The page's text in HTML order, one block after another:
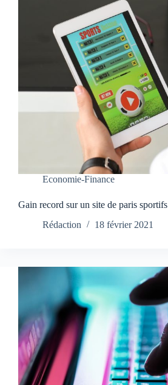
Economie-Finance
Gain record sur un site de paris sportifs
Rédaction
18 février 2021